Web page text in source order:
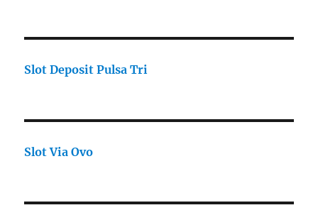
Slot Deposit Pulsa Tri
Slot Via Ovo